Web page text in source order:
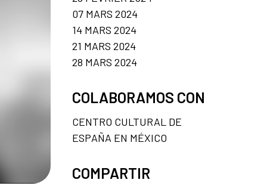
07 MARS 2024
14 MARS 2024
21 MARS 2024
28 MARS 2024
COLABORAMOS CON
CENTRO CULTURAL DE
ESPAÑA EN MÉXICO
COMPARTIR